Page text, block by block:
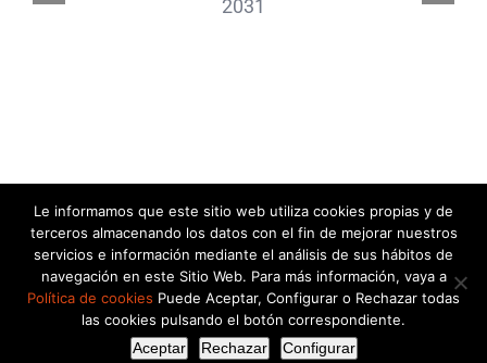
en proyectos europeos
© Acentoline Comunicación Editora SL -2026 |
info@acentocomunicacion.com
Política de Privacidad | Política de
Cookies
FacebookYouTubeInstagramLinkedIn
Le informamos que este sitio web utiliza cookies propias y de
terceros almacenando los datos con el fin de mejorar nuestros
servicios e información mediante el análisis de sus hábitos de
navegación en este Sitio Web. Para más información, vaya a
Política de cookies Puede Aceptar, Configurar o Rechazar todas
las cookies pulsando el botón correspondiente.
Aceptar
Rechazar Configurar